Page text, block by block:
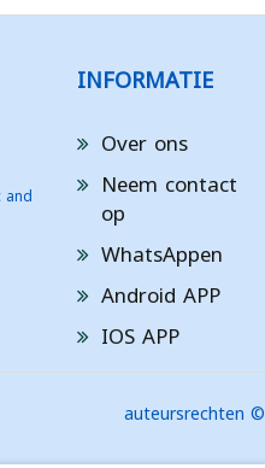
and
INFORMATIE
Over ons
Neem contact
op
WhatsAppen
Android APP
IOS APP
auteursrechten ©